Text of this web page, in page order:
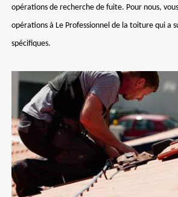
opérations de recherche de fuite. Pour nous,
opérations à Le Professionnel de la toiture qui a
spécifiques.